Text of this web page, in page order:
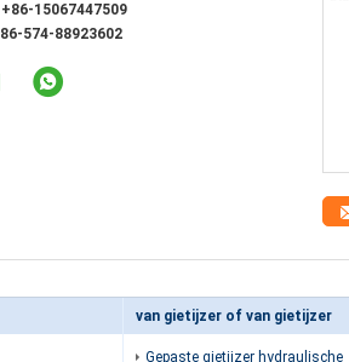
+86-15067447509
86-574-88923602
van gietijzer of van gietijzer
Gepaste gietijzer hydraulische